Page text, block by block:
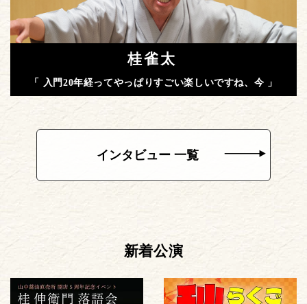
桂雀太
「 入門20年経ってやっぱりすごい楽しいですね、今 」
インタビュー 一覧
新着公演